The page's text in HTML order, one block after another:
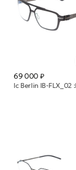
69 000 ₽